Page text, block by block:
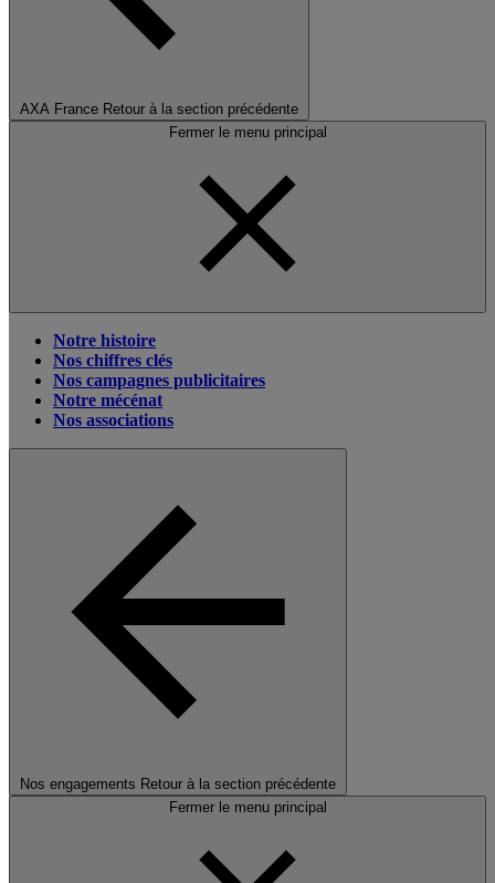
AXA France Retour à la section précédente
Fermer le menu principal
Notre histoire
Nos chiffres clés
Nos campagnes publicitaires
Notre mécénat
Nos associations
Nos engagements Retour à la section précédente
Fermer le menu principal